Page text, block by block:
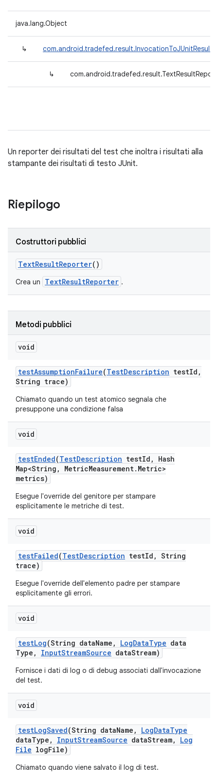
java.lang.Object
↳
↳
Un reporter dei risultati del test che inoltra i risultati alla
stampante dei risultati di testo JUnit.
Riepilogo
Costruttori pubblici
TextResultReporter()
Crea un TextResultReporter .
Metodi pubblici
void
testAssumptionFailure(TestDescription testId ,
String trace)
Chiamato quando un test atomico segnala che
presuppone una condizione falsa
void
testEnded(TestDescription testId ,
Hash
Map<String , MetricMeasurement. Metric>
metrics)
Esegue l'override del genitore per stampare
esplicitamente le metriche di test.
void
testFailed(TestDescription testId , String
trace)
Esegue l'override dell'elemento padre per stampare
esplicitamente gli errori.
void
testLog(String dataName , LogDataType data
Type , InputStreamSource dataStream)
Fornisce i dati di log o di debug associati dall'invocazione
del test.
void
testLogSaved(String dataName , LogDataType
dataType , InputStreamSource dataStream,
Log
File logFile)
Chiamato quando viene salvato il log di test.